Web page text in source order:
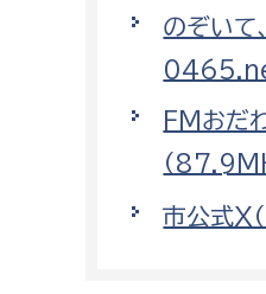
消防総務課
予防課
警防計画課
情報司令課
のぞいて
FMおだ
（
市公式X